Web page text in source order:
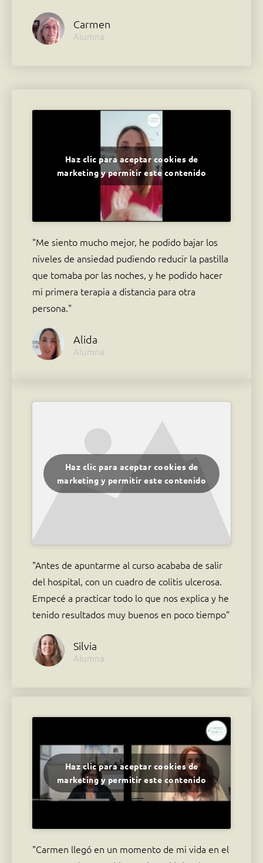
Carmen
Alumna
Haz clic para aceptar cookies de
marketing y permitir este contenido
"Me siento mucho mejor, he podido bajar los
niveles de ansiedad pudiendo reducir la pastilla
que tomaba por las noches, y he podido hacer
mi primera terapia a distancia para otra
persona."
Alida
Alumna
Haz clic para aceptar cookies de
marketing y permitir este contenido
"Antes de apuntarme al curso acababa de salir
del hospital, con un cuadro de colitis ulcerosa.
Empecé a practicar todo lo que nos explica y he
tenido resultados muy buenos en poco tiempo"
Silvia
Alumna
Haz clic para aceptar cookies de
marketing y permitir este contenido
"Carmen llegó en un momento de mi vida en el